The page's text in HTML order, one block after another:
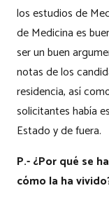
los estudios de
de Medicina es
ser un buen
notas de los
residencia, así
solicitantes había
Estado y de fuera.
P.- ¿Por qué se
cómo la ha